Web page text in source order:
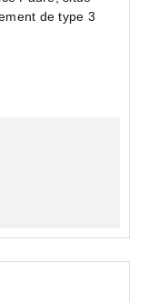
de type 3